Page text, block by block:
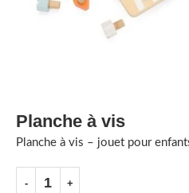
Planche à vis
Planche à vis – jouet pour